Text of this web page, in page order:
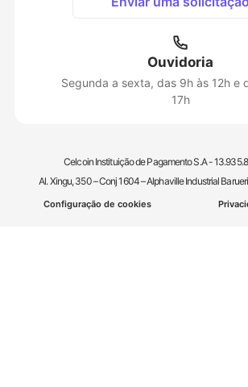
Ouvidoria
Segunda a sexta, das 9h às 12h e
17h
Celcoin Instituição de Pagamento S.A -
Al. Xingu, 350 – Conj 1604 – Alphaville Industrial
Configuração de cookies